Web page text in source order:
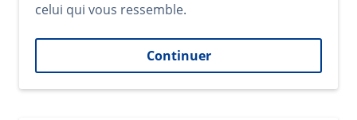
celui qui vous ressemble.
Continuer